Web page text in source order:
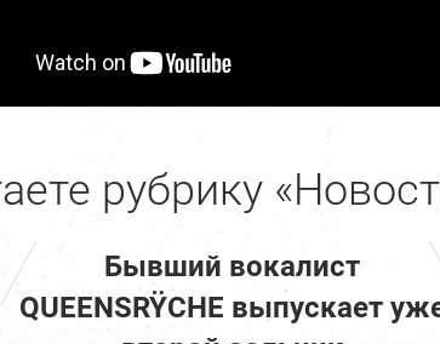
рубрику
Бывший вокалист
QUEENSRŸCHE выпускает